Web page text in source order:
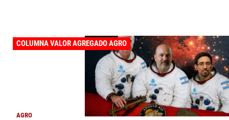
AGRO
COLUMNA VALOR AGREGADO AGRO